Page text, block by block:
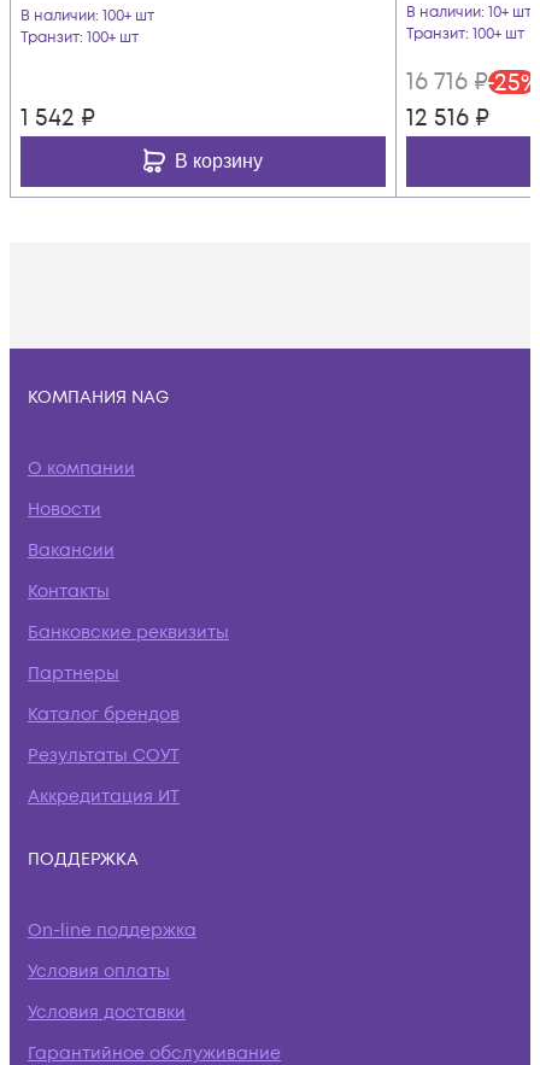
В наличии: 100+ шт
Транзит: 100+ шт
1 542 ₽
В корзину
В наличии: 10+ шт
Транзит: 100+ шт
16 716 ₽-25%
12 516 ₽
КОМПАНИЯ NAG
О компании
Новости
Вакансии
Контакты
Банковские реквизиты
Партнеры
Каталог брендов
Результаты СОУТ
Аккредитация ИТ
ПОДДЕРЖКА
On-line поддержка
Условия оплаты
Условия доставки
Гарантийное обслуживание